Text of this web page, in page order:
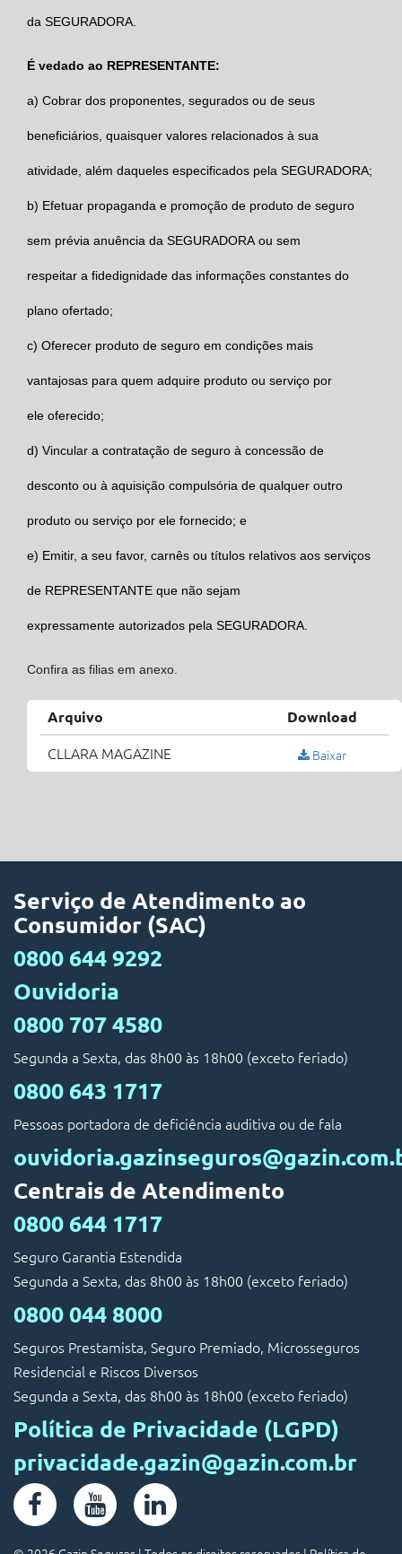
da SEGURADORA
É vedado ao REPRESENTANTE:
a) Cobrar dos proponentes, segurados ou de seus
beneficiários, quaisquer valores relacionados à sua
atividade, além daqueles especificados pela SEGURADORA;
b) Efetuar propaganda e promoção de produto de seguro
sem prévia anuência da SEGURADORA ou sem
respeitar a fidedignidade das informações constantes do
plano ofertado;
c) Oferecer produto de seguro em condições mais
vantajosas para quem adquire produto ou serviço por
ele oferecido;
d) Vincular a contratação de seguro à concessão de
desconto ou à aquisição compulsória de qualquer outro
produto ou serviço por ele fornecido; e
e) Emitir, a seu favor, carnês ou títulos relativos aos serviços
de REPRESENTANTE que não sejam
expressamente autorizados pela SEGURADORA.
Confira as filias em anexo.
Arquivo Download
CLLARA MAGAZINE Baixar
Serviço de Atendimento ao
Consumidor (SAC)
0800 644 9292
Ouvidoria
0800 707 4580
Segunda a Sexta, das 8h00 às 18h00 (exceto feriado)
0800 643 1717
Pessoas portadora de deficiência auditiva ou de fala
Centrais de Atendimento
0800 644 1717
Seguro Garantia Estendida
Segunda a Sexta, das 8h00 às 18h00 (exceto feriado)
0800 044 8000
Seguros Prestamista, Seguro Premiado, Microsseguros
Residencial e Riscos Diversos
Segunda a Sexta, das 8h00 às 18h00 (exceto feriado)
Política de Privacidade (LGPD)
privacidade.gazin@gazin.com.br